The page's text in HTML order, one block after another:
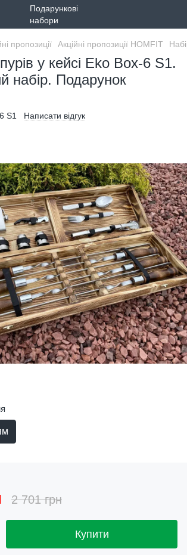
пропозиції Акційні пропозиції HOMFIT
у кейсі Eko Box-6 S1.
набір. Подарунок
S1 Написати відгук
2 701 грн
Купити